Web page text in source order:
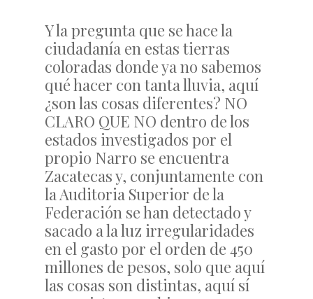
Y la pregunta que se hace la
ciudadanía en estas tierras
coloradas donde ya no sabemos
qué hacer con tanta lluvia, aquí
¿son las cosas diferentes? NO
CLARO QUE NO dentro de los
estados investigados por el
propio Narro se encuentra
Zacatecas y, conjuntamente con
la Auditoria Superior de la
Federación se han detectado y
sacado a la luz irregularidades
en el gasto por el orden de 450
millones de pesos, solo que aquí
las cosas son distintas, aquí sí